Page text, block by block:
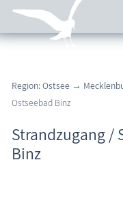
Regionales
Urlaubsorte
Karten
Region: Ostsee →
Ostseebad Binz
Strandzugang /
Binz